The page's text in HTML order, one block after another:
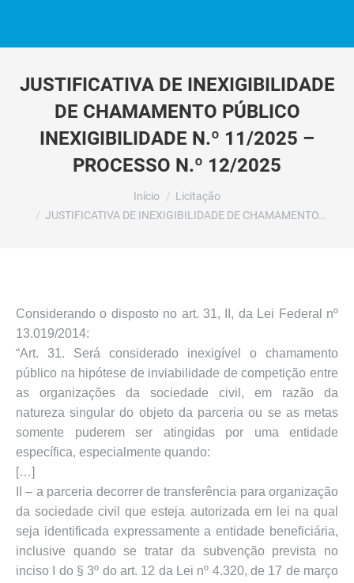
JUSTIFICATIVA DE INEXIGIBILIDADE
DE CHAMAMENTO PÚBLICO
INEXIGIBILIDADE N.º 11/2025 –
PROCESSO N.º 12/2025
Início
Licitação
JUSTIFICATIVA DE INEXIGIBILIDADE DE CHAMAMENTO…
Considerando o disposto no art. 31, II, da Lei Federal nº
13.019/2014:
“Art. 31. Será considerado inexigível o chamamento
público na hipótese de inviabilidade de competição entre
as organizações da sociedade civil, em razão da
natureza singular do objeto da parceria ou se as metas
somente puderem ser atingidas por uma entidade
específica, especialmente quando:
[…]
II – a parceria decorrer de transferência para organização
da sociedade civil que esteja autorizada em lei na qual
seja identificada expressamente a entidade beneficiária,
inclusive quando se tratar da subvenção prevista no
inciso I do § 3º do art. 12 da Lei nº 4.320, de 17 de março